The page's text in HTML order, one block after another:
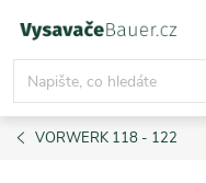
obsah
VORWERK 118 - 122